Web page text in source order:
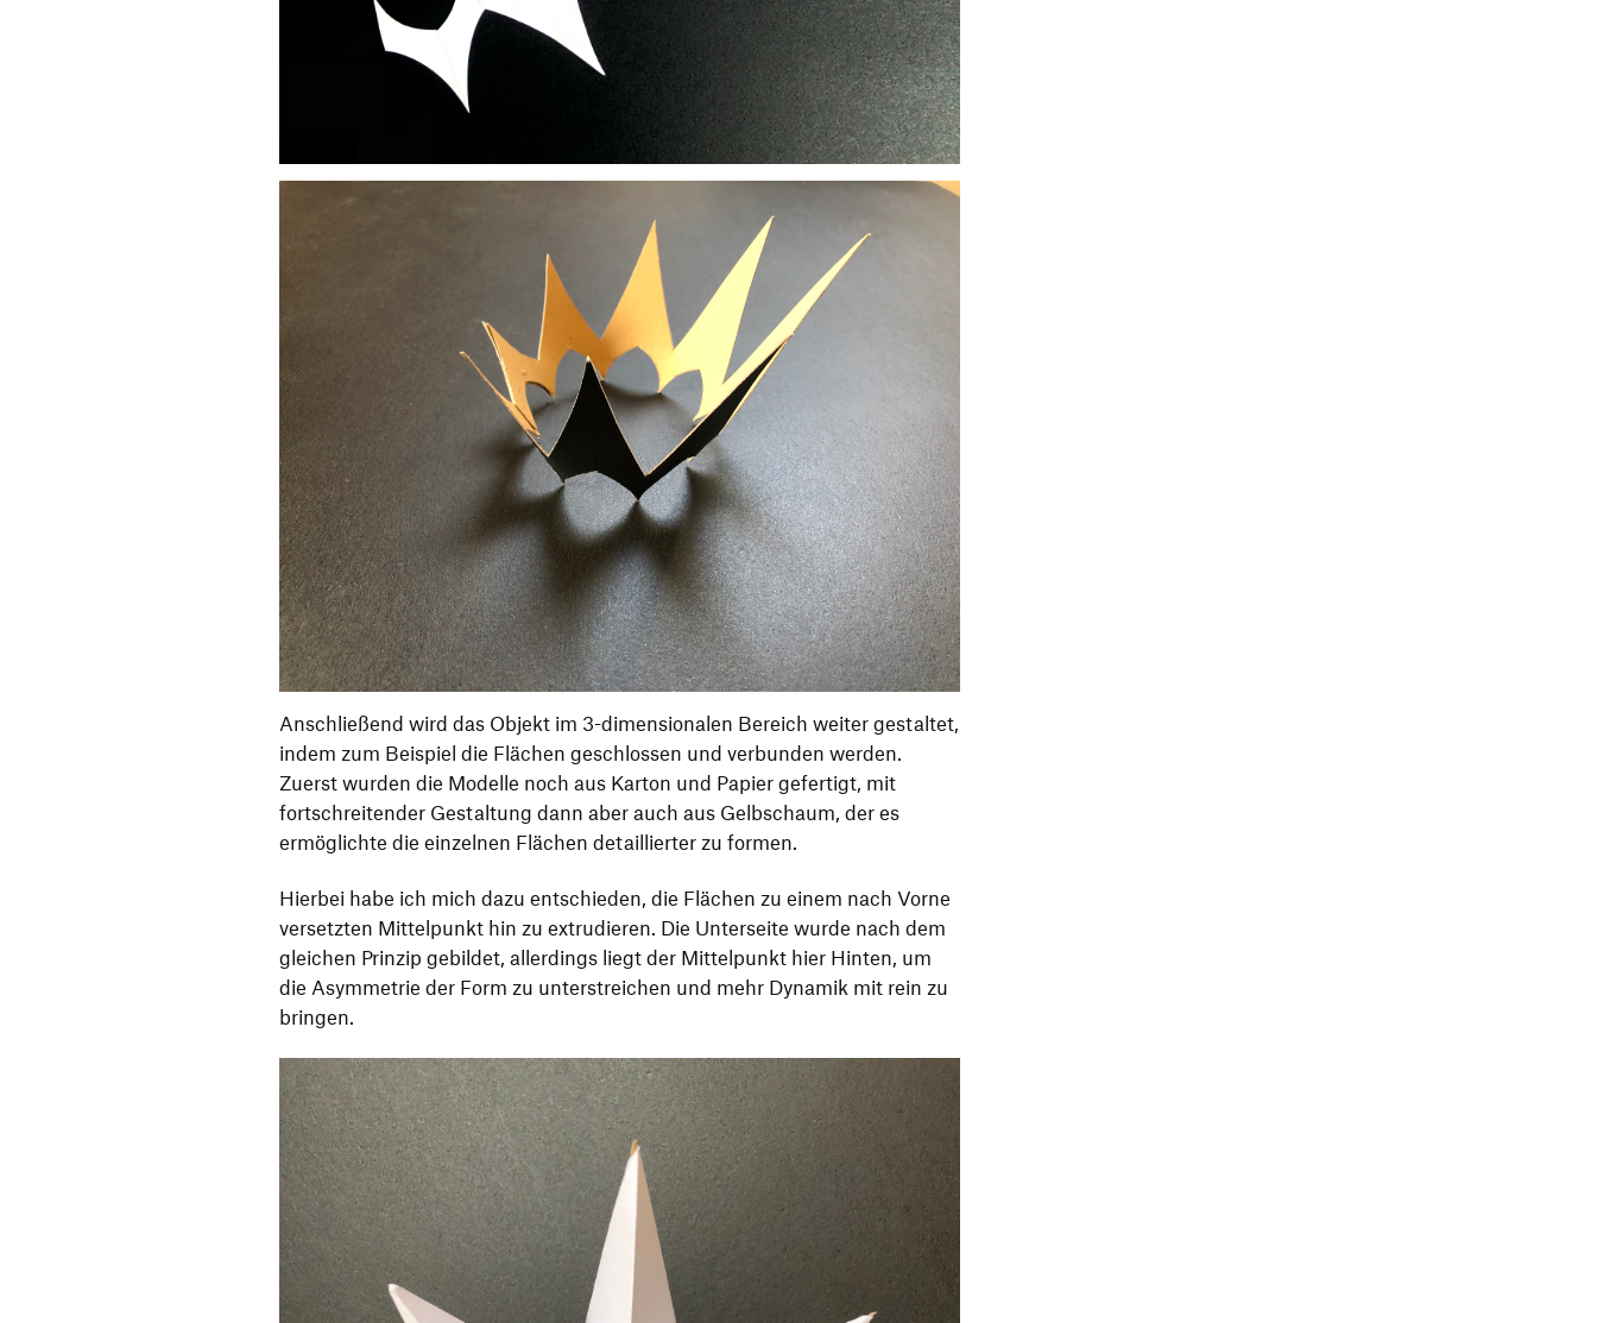
Anschließend wird das Objekt im 3-dimensionalen Bereich weiter gestaltet,
indem zum Beispiel die Flächen geschlossen und verbunden werden.
Zuerst wurden die Modelle noch aus Karton und Papier gefertigt, mit
fortschreitender Gestaltung dann aber auch aus Gelbschaum, der es
ermöglichte die einzelnen Flächen detaillierter zu formen.
Hierbei habe ich mich dazu entschieden, die Flächen zu einem nach Vorne
versetzten Mittelpunkt hin zu extrudieren. Die Unterseite wurde nach dem
gleichen Prinzip gebildet, allerdings liegt der Mittelpunkt hier Hinten, um
die Asymmetrie der Form zu unterstreichen und mehr Dynamik mit rein zu
bringen.